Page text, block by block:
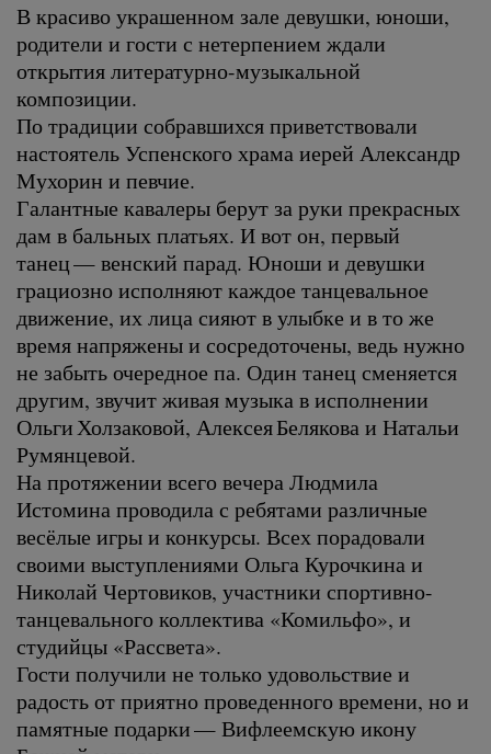
В красиво украшенном зале девушки, юноши,
родители и гости с нетерпением ждали
открытия литературно-музыкальной
композиции.
По традиции собравшихся приветствовали
настоятель Успенского храма иерей Александр
Мухорин и певчие.
Галантные кавалеры берут за руки прекрасных
дам в бальных платьях. И вот он, первый
танец — венский парад. Юноши и девушки
грациозно исполняют каждое танцевальное
движение, их лица сияют в улыбке и в то же
время напряжены и сосредоточены, ведь нужно
не забыть очередное па. Один танец сменяется
другим, звучит живая музыка в исполнении
Ольги Холзаковой, Алексея Белякова и Натальи
Румянцевой.
На протяжении всего вечера Людмила
Истомина проводила с ребятами различные
весёлые игры и конкурсы. Всех порадовали
своими выступлениями Ольга Курочкина и
Николай Чертовиков, участники спортивно-
танцевального коллектива «Комильфо», и
студийцы «Рассвета».
Гости получили не только удовольствие и
радость от приятно проведенного времени, но и
памятные подарки — Вифлеемскую икону